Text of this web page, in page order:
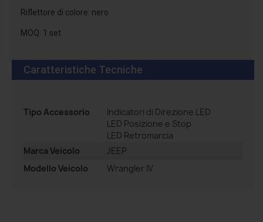
Riflettore di colore: nero
MOQ: 1 set
Caratteristiche Tecniche
Tipo Accessorio
Indicatori di Direzione LED
LED Posizione e Stop
LED Retromarcia
Marca Veicolo
JEEP
Modello Veicolo
Wrangler IV